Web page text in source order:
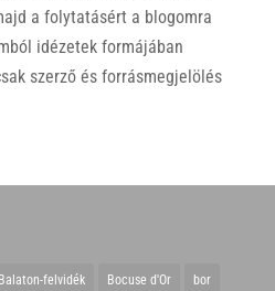
a folytatásért a blogomra
idézetek formájában
szerző és forrásmegjelölés
Balaton-felvidék Bocuse d'Or bor